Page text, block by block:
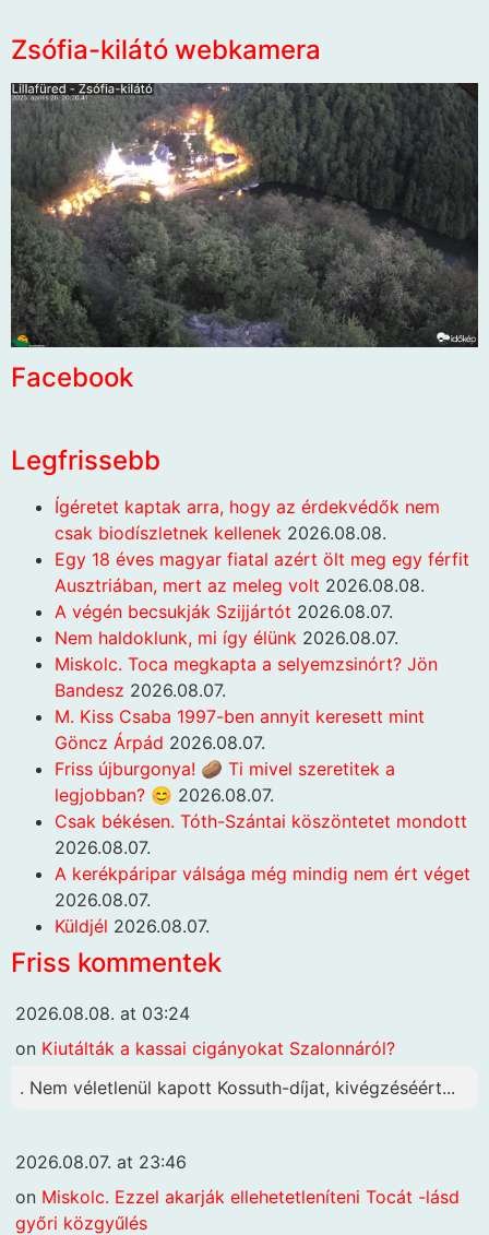
Zsófia-kilátó webkamera
Facebook
Legfrissebb
Ígéretet kaptak arra, hogy az érdekvédők nem
csak biodíszletnek kellenek 2026.08.08.
Egy 18 éves magyar fiatal azért ölt meg egy férfit
Ausztriában, mert az meleg volt 2026.08.08.
A végén becsukják Szijjártót 2026.08.07.
Nem haldoklunk, mi így élünk 2026.08.07.
Miskolc. Toca megkapta a selyemzsinórt? Jön
Bandesz 2026.08.07.
M. Kiss Csaba 1997-ben annyit keresett mint
Göncz Árpád 2026.08.07.
Friss újburgonya! 🥔 Ti mivel szeretitek a
legjobban? 😊 2026.08.07.
Csak békésen. Tóth-Szántai köszöntetet mondott
2026.08.07.
A kerékpáripar válsága még mindig nem ért véget
2026.08.07.
Küldjél 2026.08.07.
Friss kommentek
2026.08.08. at 03:24
on Kiutálták a kassai cigányokat Szalonnáról?
. Nem véletlenül kapott Kossuth-díjat, kivégzéséért...
2026.08.07. at 23:46
on Miskolc. Ezzel akarják ellehetetleníteni Tocát -lásd
győri közgyűlés